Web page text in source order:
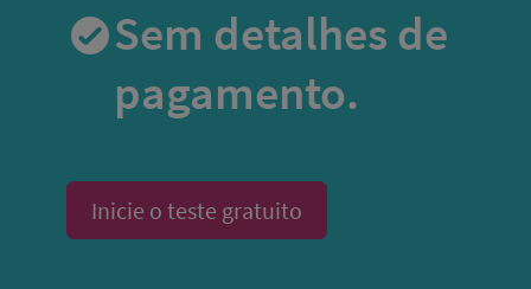
Sem detalhes de
pagamento.
Inicie o teste gratuito